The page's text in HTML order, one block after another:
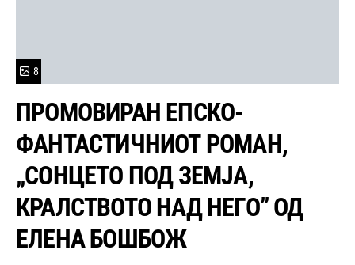
8
ПРОМОВИРАН ЕПСКО-
ФАНТАСТИЧНИОТ РОМАН,
„СОНЦЕТО ПОД ЗЕМЈА,
КРАЛСТВОТО НАД НЕГО” ОД
ЕЛЕНА БОШБОЖ